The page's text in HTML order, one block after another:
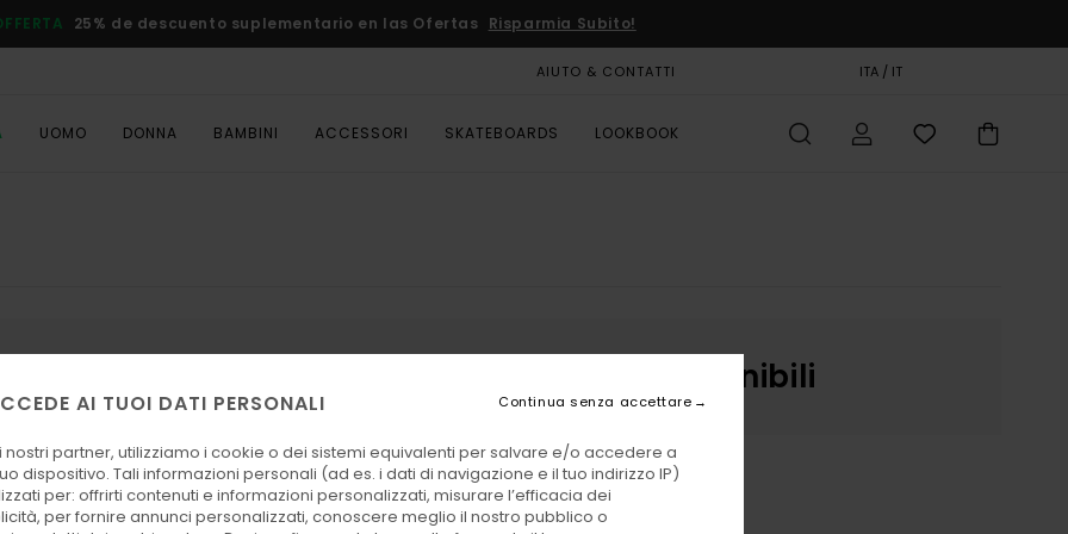
25% de descuento suplementario en las Ofertas Risparmia Subito!
AIUTO & CONTATTI ITA / IT
UOMO DONNA BAMBINI ACCESSORI SKATEBOARDS LOOKBOOK
che cerchi presto saranno di nuovo disponibili
AI TUOI DATI PERSONALI
partner, utilizziamo i cookie o dei sistemi equivalenti per salvare e/o accedere a
dispositivo. Tali informazioni personali (ad es. i dati di navigazione e il tuo indirizzo IP)
per: offrirti contenuti e informazioni personalizzati, misurare l’efficacia dei
per fornire annunci personalizzati, conoscere meglio il nostro pubblico o
Continua senza accettare